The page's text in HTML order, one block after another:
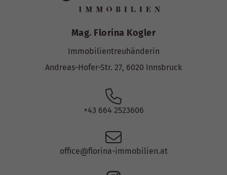
Mag. Florina Kogler
Immobilientreuhänderin
Andreas-Hofer-Str. 27, 6020 Innsbruck
+43 664 2523606
office@florina-immobilien.at